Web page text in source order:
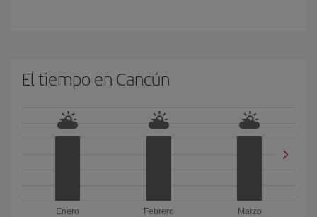
El tiempo en Cancún
Enero
Febrero
Marzo